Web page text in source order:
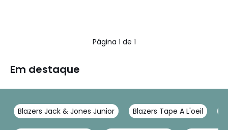
Página 1 de 1
Em destaque
Blazers Jack & Jones Junior Blazers Tape A L'oeil